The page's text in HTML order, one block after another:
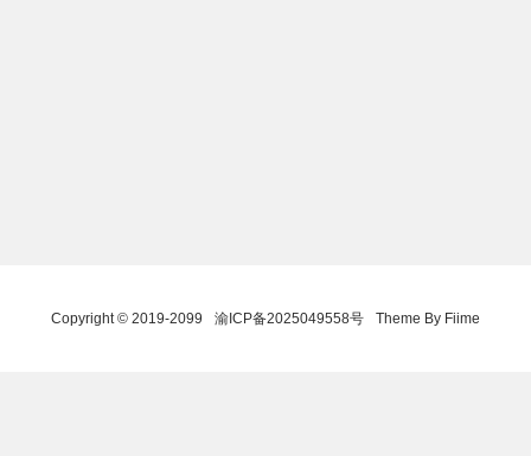
Copyright © 2019-2099 渝ICP备2025049558号 Theme By Fiime